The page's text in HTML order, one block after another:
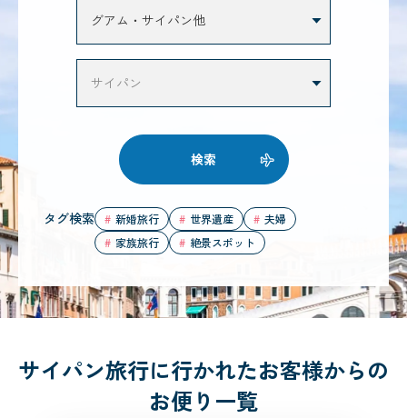
検索
タグ検索 新婚旅行 世界遺産
夫婦
家族旅行
絶景スポット
サイパン旅行に行かれたお客様からの
お便り一覧